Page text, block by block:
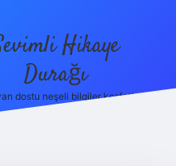
Hikaye
Durağı
dostu neşeli bilgiler keşfet!